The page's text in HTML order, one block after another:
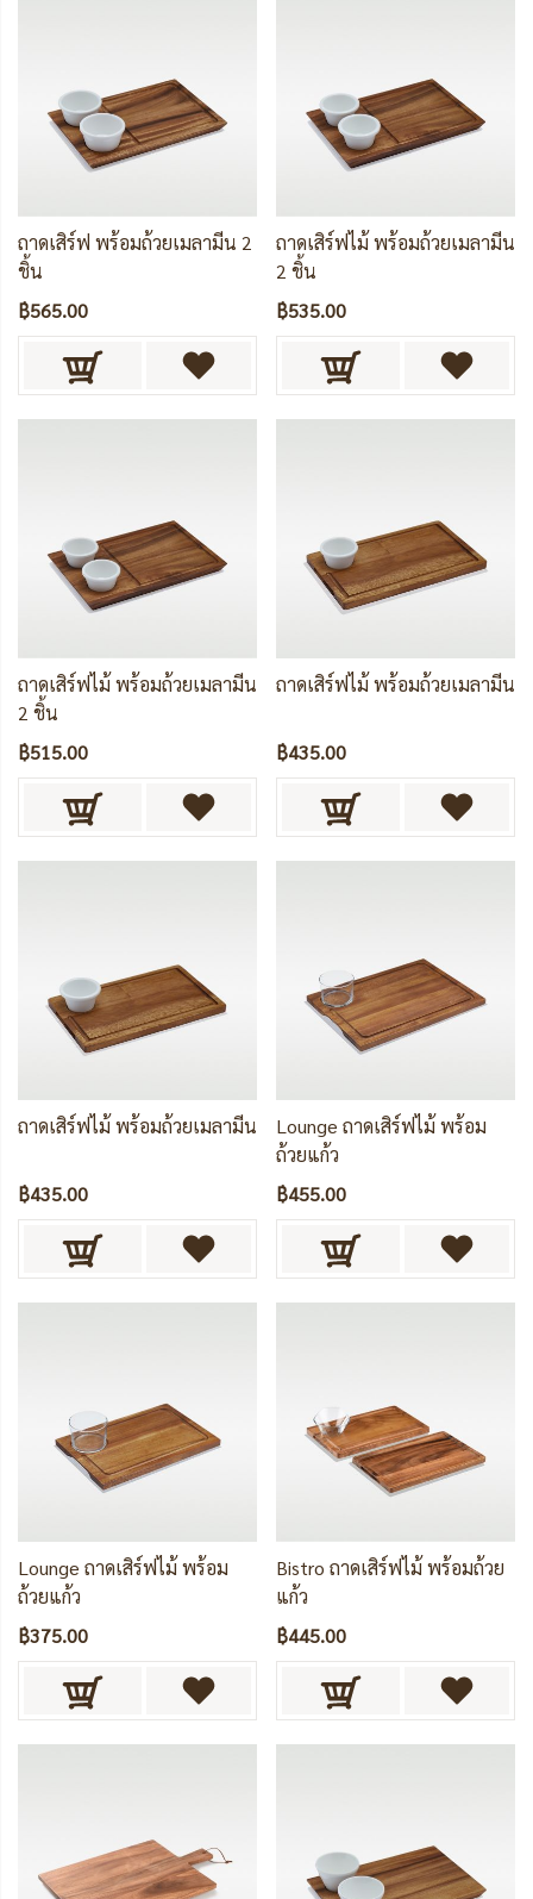
ถาดเสิร์ฟ พร้อมถ้วยเมลามีน 2
ชิ้น
฿565.00
ถาดเสิร์ฟไม้ พร้อมถ้วยเมลามีน
2 ชิ้น
฿535.00
ถาดเสิร์ฟไม้ พร้อมถ้วยเมลามีน
2 ชิ้น
฿515.00
ถาดเสิร์ฟไม้ พร้อมถ้วยเมลามีน
฿435.00
ถาดเสิร์ฟไม้ พร้อมถ้วยเมลามีน
฿435.00
Lounge ถาดเสิร์ฟไม้ พร้อม
ถ้วยแก้ว
฿455.00
Lounge ถาดเสิร์ฟไม้ พร้อม
ถ้วยแก้ว
฿375.00
Bistro ถาดเสิร์ฟไม้ พร้อมถ้วย
แก้ว
฿445.00